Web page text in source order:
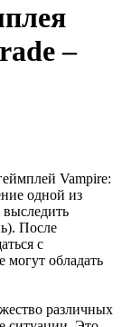
–
Vampire:
одной из
После
с
могут обладать
различных